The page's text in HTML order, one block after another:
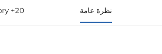
نظرة عامة 20+ Years Source factory